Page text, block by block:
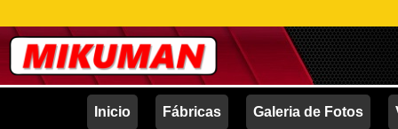
Inicio Fábricas Galeria de Fotos